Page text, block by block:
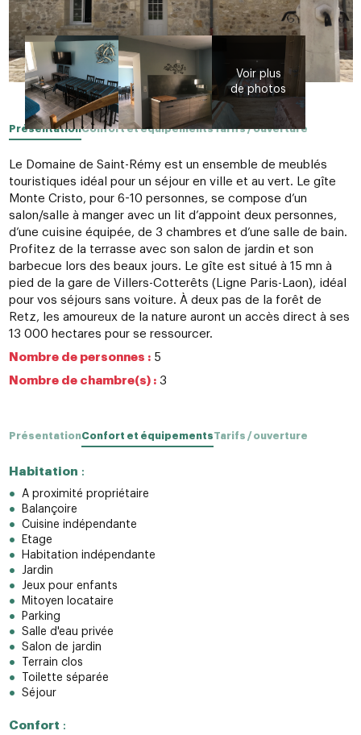
PrésentationConfort et équipementsTarifs / ouverture
Le Domaine de Saint-Rémy est un ensemble de meublés
touristiques idéal pour un séjour en ville et au vert. Le gîte
Monte Cristo, pour 6-10 personnes, se compose d’un
salon/salle à manger avec un lit d’appoint deux personnes,
d’une cuisine équipée, de 3 chambres et d’une salle de bain.
Profitez de la terrasse avec son salon de jardin et son
barbecue lors des beaux jours. Le gîte est situé à 15 mn à
pied de la gare de Villers-Cotterêts (Ligne Paris-Laon), idéal
pour vos séjours sans voiture. À deux pas de la forêt de
Retz, les amoureux de la nature auront un accès direct à ses
13 000 hectares pour se ressourcer.
Nombre de personnes :5
Nombre de chambre(s) :3
PrésentationConfort et équipementsTarifs / ouverture
Habitation :
A proximité propriétaire
Balançoire
Cuisine indépendante
Etage
Habitation indépendante
Jardin
Jeux pour enfants
Mitoyen locataire
Parking
Salle d'eau privée
Salon de jardin
Terrain clos
Toilette séparée
Séjour
Confort :